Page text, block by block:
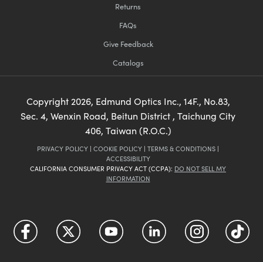
Returns
FAQs
Give Feedback
Catalogs
Copyright 2026, Edmund Optics Inc., 14F., No.83,
Sec. 4, Wenxin Road, Beitun District , Taichung City
406, Taiwan (R.O.C.)
PRIVACY POLICY | COOKIE POLICY | TERMS & CONDITIONS |
ACCESSIBILITY
CALIFORNIA CONSUMER PRIVACY ACT (CCPA): DO NOT SELL MY
INFORMATION